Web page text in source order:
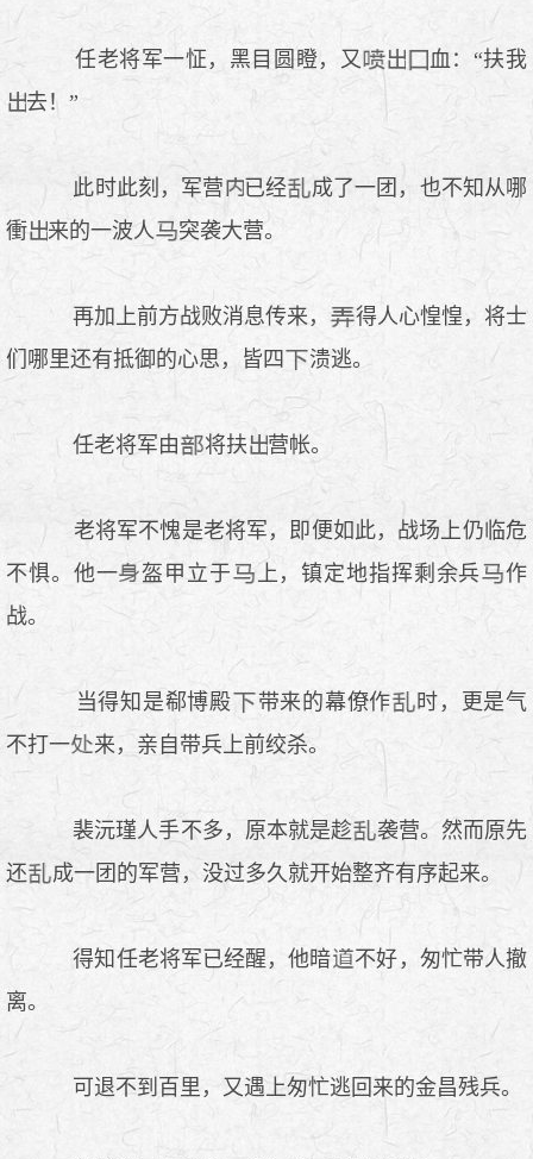
任老将军一怔，黑目圆瞪，又
血：“扶我
去！”
此时此刻，军营 已经
成了一团，也不知从哪
衝
来的一波人 突袭大营。
再加上前方战败消息传来，
得人心惶惶，将士
们哪里还有抵御的心思，皆四
溃逃。
任老将军由 将扶 营帐。
老将军不愧是老将军，即便如此，战场上仍临危
不惧。他一
盔甲立于 上，镇定地指挥剩余兵
作
战。
当得知是郗博殿 带来的幕僚作
时，更是气
不打一
来，亲自带兵上前绞杀。
裴沅瑾人手不多，原本就是趁
袭营。然而原先
还
成一团的军营，没过多久就开始整齐有序起来。
得知任老将军已经醒，他暗
不好，匆忙带人撤
离。
可退不到百里，又遇上匆忙逃回来的金昌残兵。